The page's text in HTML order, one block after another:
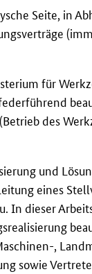
Seite, in
für
des
und
eines
In dieser
,
sowie